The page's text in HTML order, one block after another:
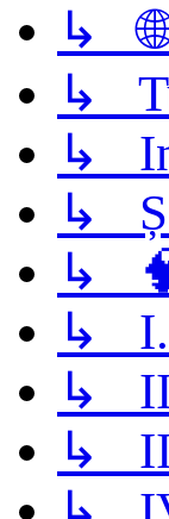
↳
↳
↳
↳
↳
↳ I.
↳ II.
↳